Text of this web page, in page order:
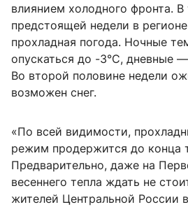
влиянием холодного фронта. В
предстоящей недели в
прохладная погода. Ночные
опускаться до -3°C, дневные
Во второй половине недели
возможен снег.
«По всей видимости,
режим продержится до конца
Предварительно, даже на
весеннего тепла ждать не
жителей Центральной России